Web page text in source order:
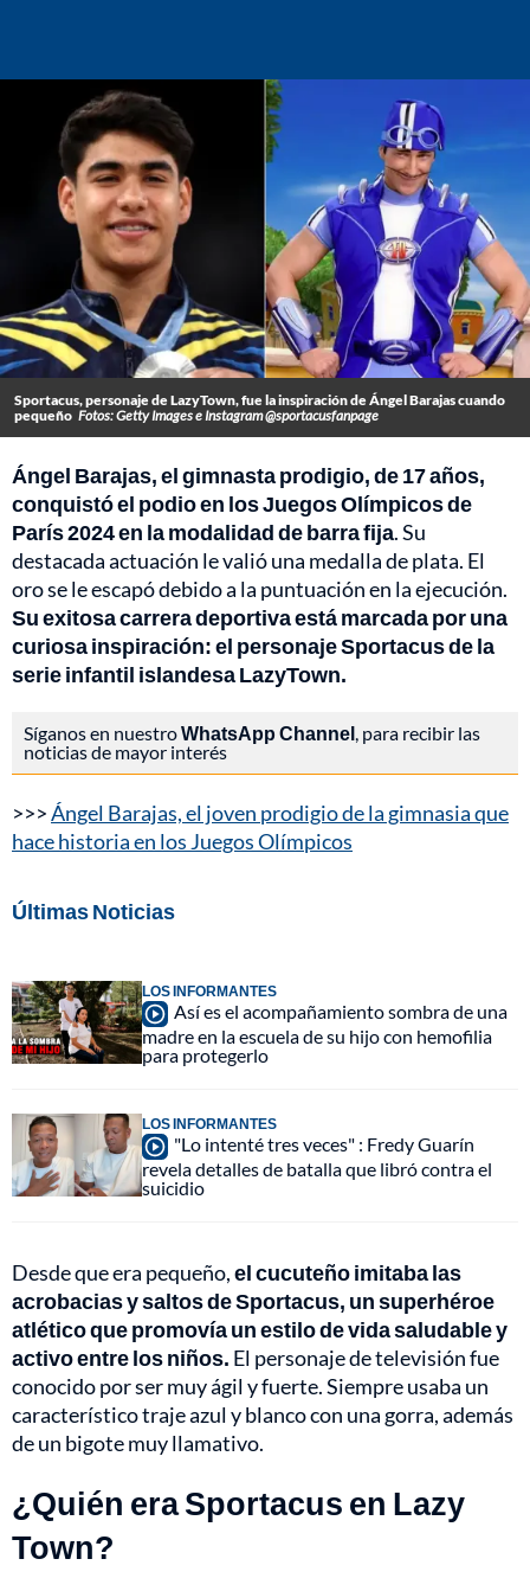
Sportacus, personaje de LazyTown, fue la inspiración de Ángel Barajas cuando
pequeño Fotos: Getty Images e Instagram @sportacusfanpage
Ángel Barajas, el gimnasta prodigio, de 17 años,
conquistó el podio en los Juegos Olímpicos de
París 2024 en la modalidad de barra fija. Su
destacada actuación le valió una medalla de plata. El
oro se le escapó debido a la puntuación en la ejecución.
Su exitosa carrera deportiva está marcada por una
curiosa inspiración: el personaje Sportacus de la
serie infantil islandesa LazyTown.
Síganos en nuestroWhatsApp Channel , para recibir las
noticias de mayor interés
>>>Ángel Barajas, el joven prodigio de la gimnasia que
hace historia en los Juegos Olímpicos
Últimas Noticias
LOS INFORMANTES
Así es el acompañamiento sombra de una
madre en la escuela de su hijo con hemofilia
para protegerlo
LOS INFORMANTES
"Lo intenté tres veces" : Fredy Guarín
revela detalles de batalla que libró contra el
suicidio
Desde que era pequeño,el cucuteño imitaba las
acrobacias y saltos de Sportacus, un superhéroe
atlético que promovía un estilo de vida saludable y
activo entre los niños. El personaje de televisión fue
conocido por ser muy ágil y fuerte. Siempre usaba un
característico traje azul y blanco con una gorra, además
de un bigote muy llamativo.
¿Quién era Sportacus en Lazy
Town?